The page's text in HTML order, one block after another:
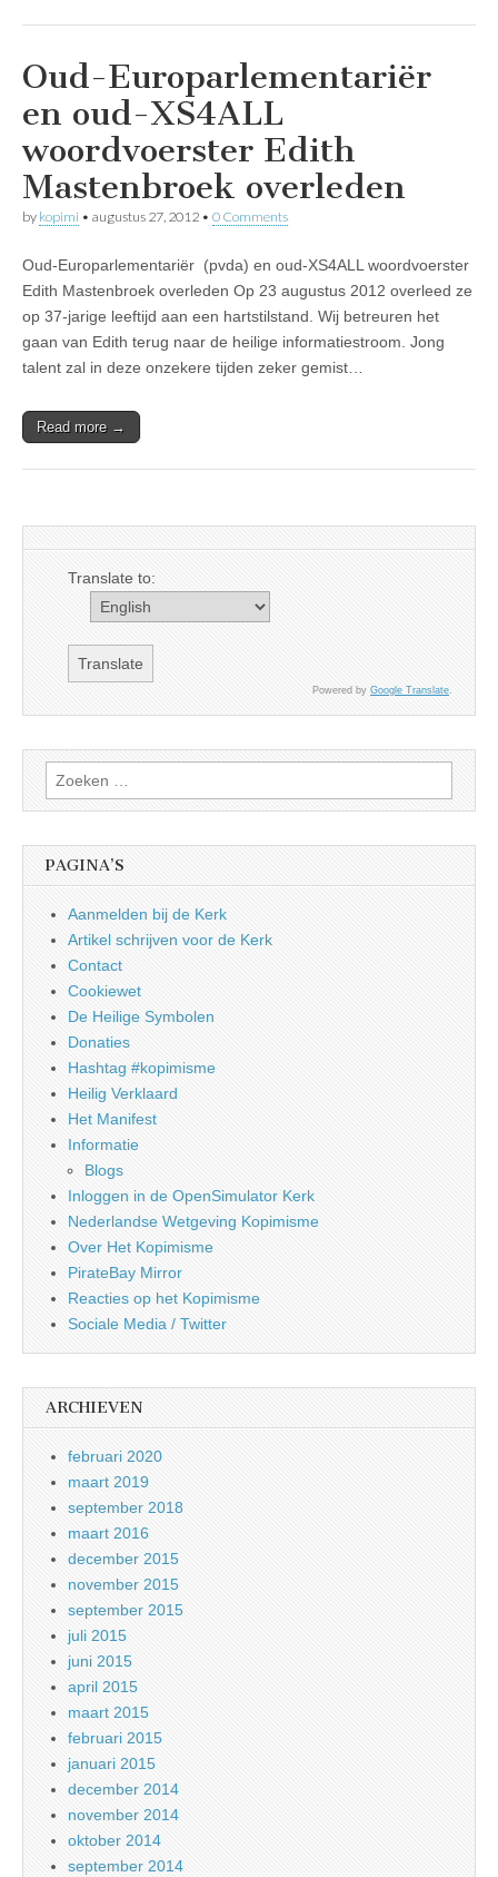
Oud-Europarlementariër
en oud-XS4ALL
woordvoerster Edith
Mastenbroek overleden
by kopimi • augustus 27, 2012 • 0 Comments
Oud-Europarlementariër (pvda) en oud-XS4ALL woordvoerster
Edith Mastenbroek overleden Op 23 augustus 2012 overleed ze
op 37-jarige leeftijd aan een hartstilstand. Wij betreuren het
gaan van Edith terug naar de heilige informatiestroom. Jong
talent zal in deze onzekere tijden zeker gemist…
Read more →
Translate to:
Powered by Google Translate.
Zoeken
naar:
PAGINA’S
Aanmelden bij de Kerk
Artikel schrijven voor de Kerk
Contact
Cookiewet
De Heilige Symbolen
Donaties
Hashtag #kopimisme
Heilig Verklaard
Het Manifest
Informatie
Blogs
Inloggen in de OpenSimulator Kerk
Nederlandse Wetgeving Kopimisme
Over Het Kopimisme
PirateBay Mirror
Reacties op het Kopimisme
Sociale Media / Twitter
ARCHIEVEN
februari 2020
maart 2019
september 2018
maart 2016
december 2015
november 2015
september 2015
juli 2015
juni 2015
april 2015
maart 2015
februari 2015
januari 2015
december 2014
november 2014
oktober 2014
september 2014